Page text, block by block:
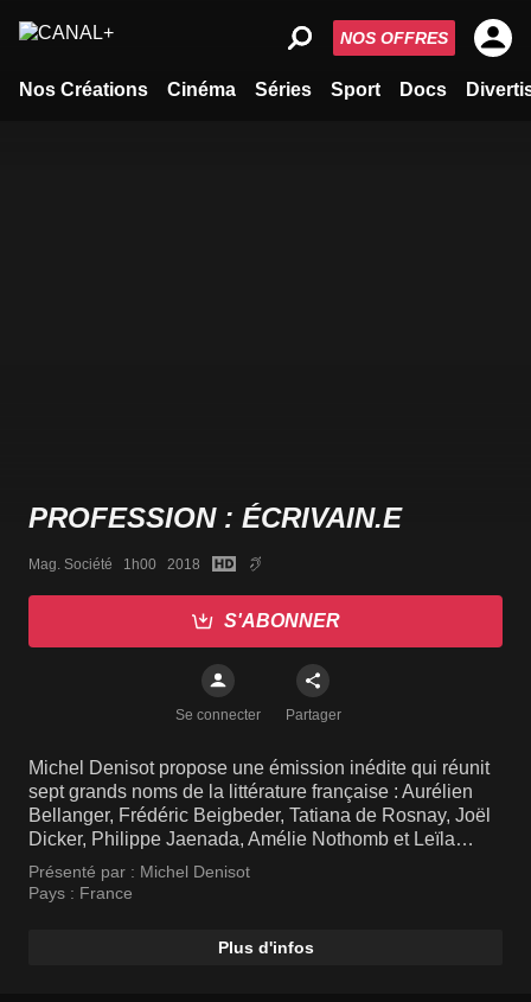
Nos Créations Cinéma Séries Sport Docs
NOS OFFRES
PROFESSION : ÉCRIVAIN.E
Mag. Société   1h00   2018
S'ABONNER
Se connecter Partager
Michel Denisot propose une émission inédite qui réunit
sept grands noms de la littérature française : Aurélien
Bellanger, Frédéric Beigbeder, Tatiana de Rosnay, Joël
Dicker, Philippe Jaenada, Amélie Nothomb et Leïla
Slimani. Ces hommes et ces femmes de lettres
comparent leurs expériences, leur façon de travailler,
Présenté par : Michel Denisot
Pays : France
Plus d'infos